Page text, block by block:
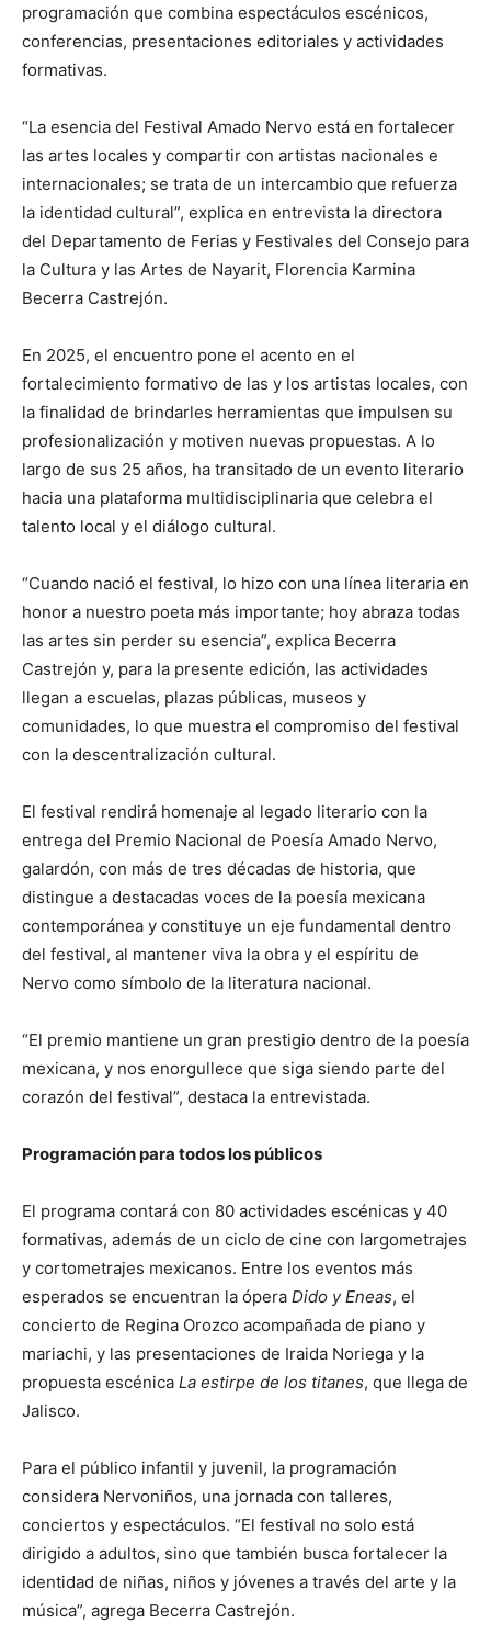
programación que combina espectáculos escénicos,
conferencias, presentaciones editoriales y actividades
formativas.
“La esencia del Festival Amado Nervo está en fortalecer
las artes locales y compartir con artistas nacionales e
internacionales; se trata de un intercambio que refuerza
la identidad cultural”, explica en entrevista la directora
del Departamento de Ferias y Festivales del Consejo para
la Cultura y las Artes de Nayarit, Florencia Karmina
Becerra Castrejón.
En 2025, el encuentro pone el acento en el
fortalecimiento formativo de las y los artistas locales, con
la finalidad de brindarles herramientas que impulsen su
profesionalización y motiven nuevas propuestas. A lo
largo de sus 25 años, ha transitado de un evento literario
hacia una plataforma multidisciplinaria que celebra el
talento local y el diálogo cultural.
“Cuando nació el festival, lo hizo con una línea literaria en
honor a nuestro poeta más importante; hoy abraza todas
las artes sin perder su esencia”, explica Becerra
Castrejón y, para la presente edición, las actividades
llegan a escuelas, plazas públicas, museos y
comunidades, lo que muestra el compromiso del festival
con la descentralización cultural.
El festival rendirá homenaje al legado literario con la
entrega del Premio Nacional de Poesía Amado Nervo,
galardón, con más de tres décadas de historia, que
distingue a destacadas voces de la poesía mexicana
contemporánea y constituye un eje fundamental dentro
del festival, al mantener viva la obra y el espíritu de
Nervo como símbolo de la literatura nacional.
“El premio mantiene un gran prestigio dentro de la poesía
mexicana, y nos enorgullece que siga siendo parte del
corazón del festival”, destaca la entrevistada.
Programación para todos los públicos
El programa contará con 80 actividades escénicas y 40
formativas, además de un ciclo de cine con largometrajes
y cortometrajes mexicanos. Entre los eventos más
esperados se encuentran la ópera Dido y Eneas, el
concierto de Regina Orozco acompañada de piano y
mariachi, y las presentaciones de Iraida Noriega y la
propuesta escénica La estirpe de los titanes, que llega de
Jalisco.
Para el público infantil y juvenil, la programación
considera Nervoniños, una jornada con talleres,
conciertos y espectáculos. “El festival no solo está
dirigido a adultos, sino que también busca fortalecer la
identidad de niñas, niños y jóvenes a través del arte y la
música”, agrega Becerra Castrejón.